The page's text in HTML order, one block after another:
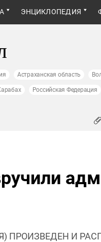
ЭНЦИКЛОПЕДИЯ
Астраханская область
Российская Федерация
ПРОИЗВЕДЕН И